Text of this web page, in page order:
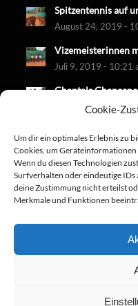
Cookie-
Um dir ein optimales Erlebnis zu
Cookies, um
Wenn du diesen Technologien
Surfverhalten oder eindeutige
deine Zustimmung nicht erteilst
Merkmale und Funktionen
Spitzentennis auf
August 24, 2019 -
Vizemeisterinnen
Juli 9, 2019 - 10:21
Chantals
Juni 30, 2019 -